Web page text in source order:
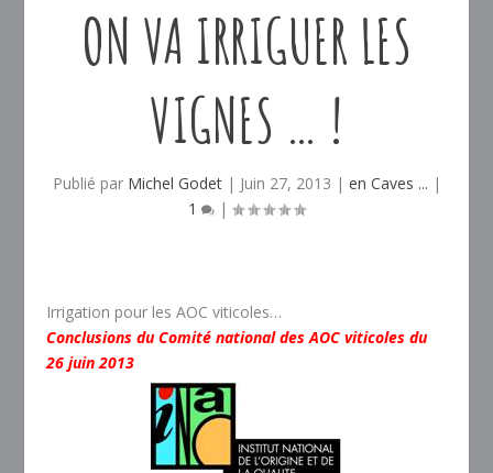
ON VA IRRIGUER LES
VIGNES … !
Publié par Michel Godet| Juin 27, 2013 | en Caves ... |
1
|
Irrigation pour les AOC viticoles…
Conclusions du Comité national des AOC viticolesdu
26 juin 2013